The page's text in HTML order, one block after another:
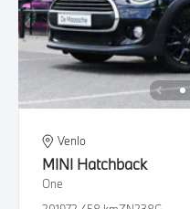
Venlo
MINI Hatchback
One